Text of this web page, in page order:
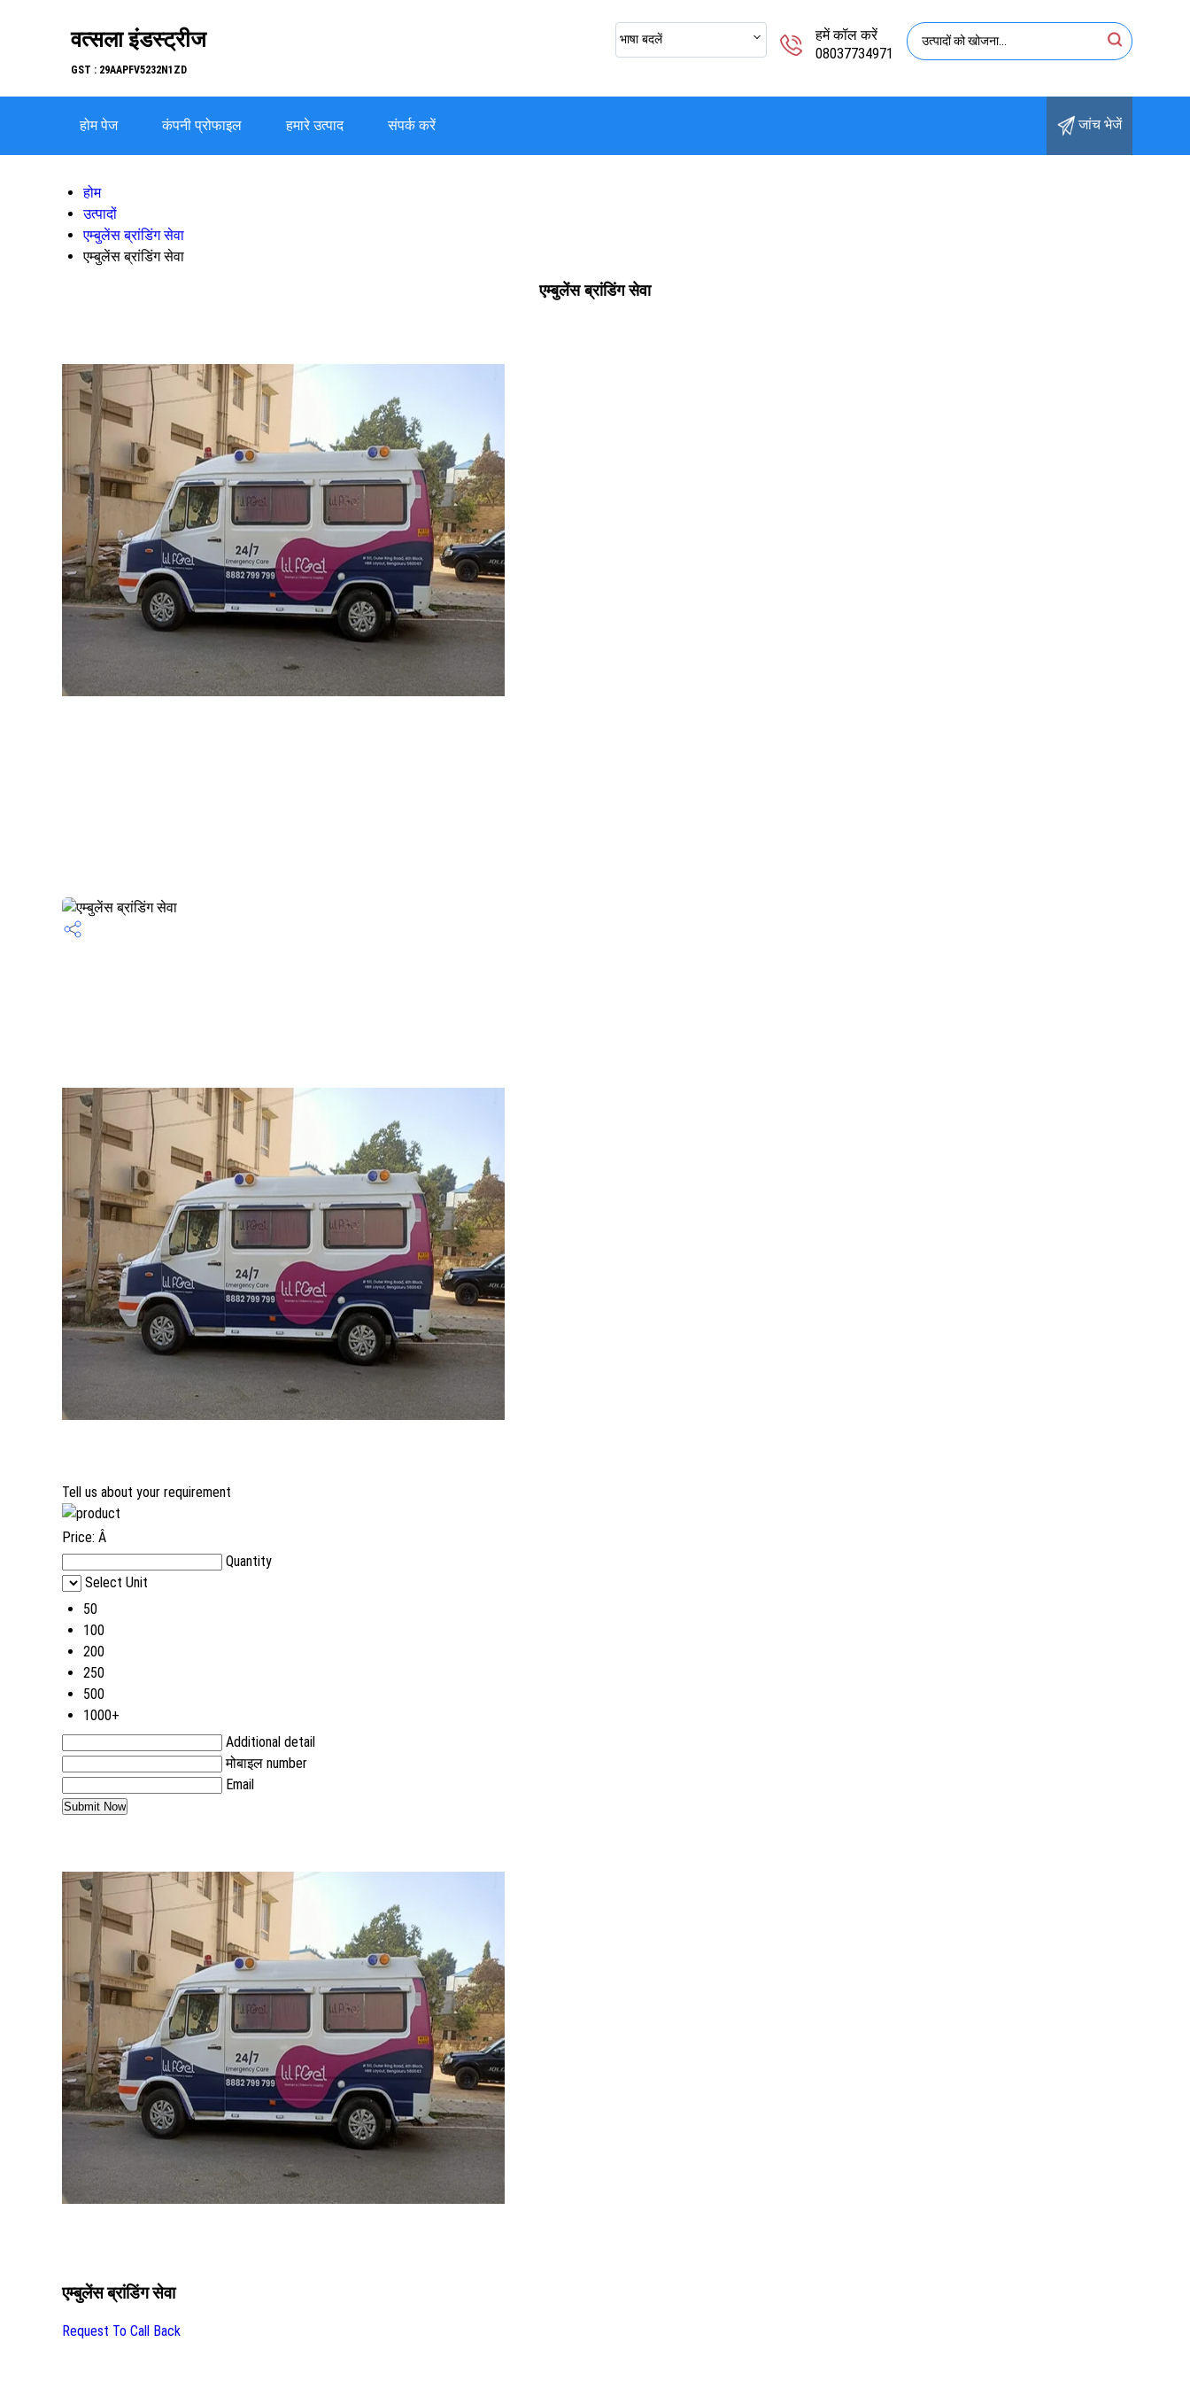
वत्सला इंडस्ट्रीज
GST : 29AAPFV5232N1ZD
हमें कॉल करें
08037734971
भाषा बदलें
होम पेज कंपनी प्रोफाइल हमारे उत्पाद संपर्क करें जांच भेजें
होम
उत्पादों
एम्बुलेंस ब्रांडिंग सेवा
एम्बुलेंस ब्रांडिंग सेवा
एम्बुलेंस ब्रांडिंग सेवा
Tell us about your requirement
Price: Â
Quantity
Select Unit
50
100
200
250
500
1000+
Additional detail
मोबाइल number
Email
एम्बुलेंस ब्रांडिंग सेवा
Request To Call Back